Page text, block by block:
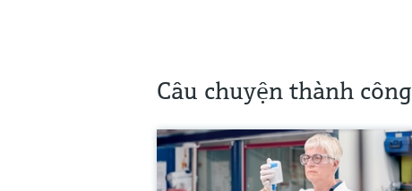
Câu chuyện thành công